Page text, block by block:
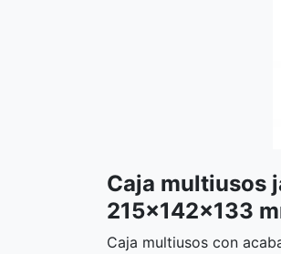
Caja multiusos
215×142×133
Caja multiusos con